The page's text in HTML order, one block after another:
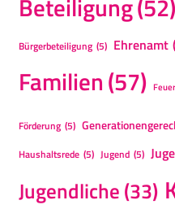
Beteiligung(52)
Bürgerbeteiligung (5) Ehrenamt
Familien(57)
Förderung (5)
Haushaltsrede (5) Jugend (5)
Jugendliche(33)